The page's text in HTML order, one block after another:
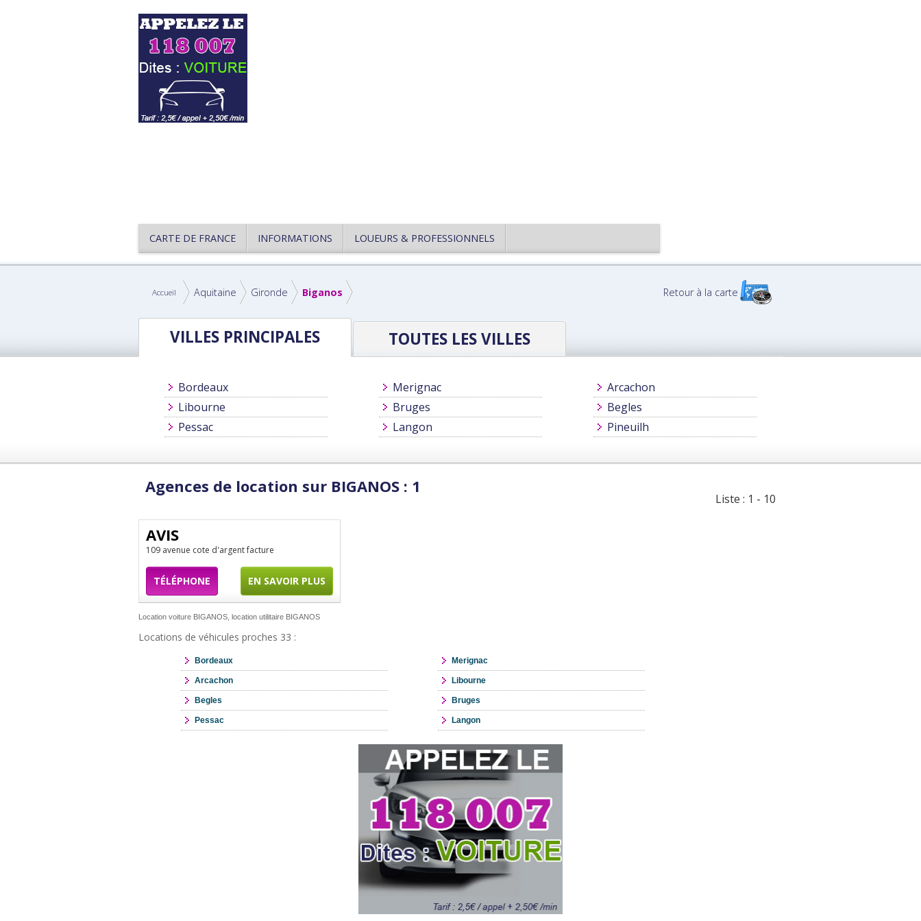
CARTE DE FRANCE INFORMATIONS LOUEURS & PROFESSIONNELS
Accueil Aquitaine Gironde Biganos Retour à la carte
VILLES PRINCIPALES TOUTES LES VILLES
Bordeaux Merignac
Arcachon
Libourne
Bruges
Begles
Pessac
Langon Pineuilh
Agences de location sur BIGANOS : 1
Liste : 1 - 10
AVIS
109 avenue cote d'argent facture
TÉLÉPHONE EN SAVOIR PLUS
Location voiture BIGANOS, location utilitaire BIGANOS
Locations de véhicules proches 33 :
Bordeaux Merignac
Arcachon Libourne
Begles Bruges
Pessac Langon